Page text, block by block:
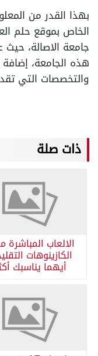
بهذا القدر من
الخاص بموقع حلم
جامعة الاصالة،
هذه الجامعة،
والتخصصات التي
ذات صلة
الالعاب المباشرة
الكازينوهات
أيهما يناسبك